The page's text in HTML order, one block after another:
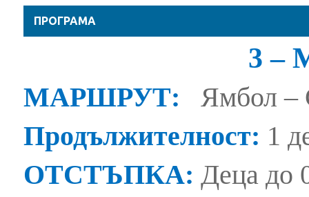
ПРОГРАМА
3 –
МАРШРУТ:
Ямбол –
Продължителност: 1
ОТСТЪПКА: Деца до